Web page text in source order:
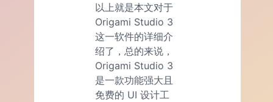
以上就是本文对于
Origami Studio 3
这一软件的详细介
绍了，总的来说，
Origami Studio 3
是一款功能强大且
免费的 UI 设计工